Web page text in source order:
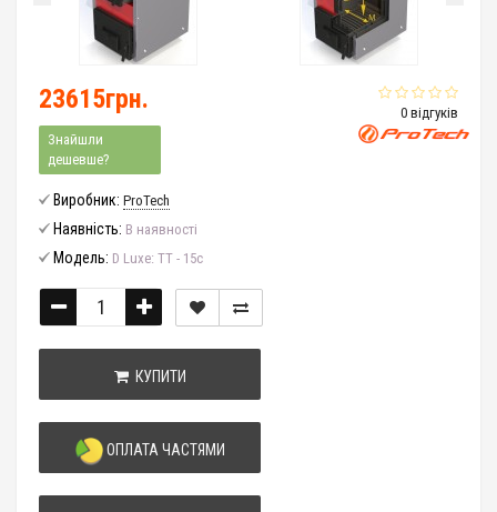
0 відгуків
23615грн.
Знайшли
дешевше?
Виробник: ProTech
Наявність: В наявності
Модель: D Luxe: ТТ - 15с
КУПИТИ
ОПЛАТА ЧАСТЯМИ